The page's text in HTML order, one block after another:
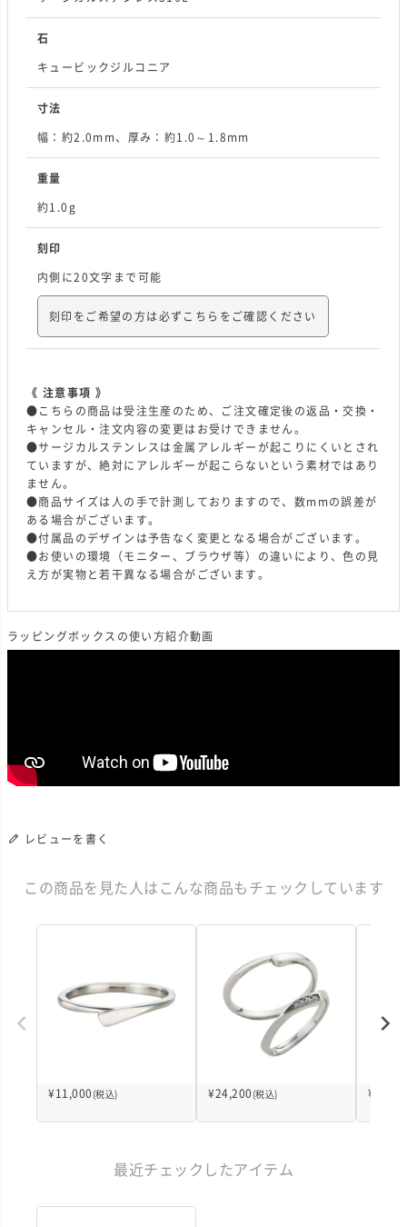
石
キュービックジルコニア
寸法
幅：約2.0mm、厚み：約1.0～1.8mm
重量
約1.0g
刻印
内側に20文字まで可能
刻印をご希望の方は必ずこちらをご確認ください
《 注意事項 》
●こちらの商品は受注生産のため、ご注文確定後の返品・交換・
キャンセル・注文内容の変更はお受けできません。
●サージカルステンレスは金属アレルギーが起こりにくいとされ
ていますが、絶対にアレルギーが起こらないという素材ではあり
ません。
●商品サイズは人の手で計測しておりますので、数mmの誤差が
ある場合がございます。
●付属品のデザインは予告なく変更となる場合がございます。
●お使いの環境（モニター、ブラウザ等）の違いにより、色の見
え方が実物と若干異なる場合がございます。
ラッピングボックスの使い方紹介動画
レビューを書く
この商品を見た人はこんな商品もチェックしています
¥ 11,000 (税込) ¥24,200 (税込) ¥
最近チェックしたアイテム